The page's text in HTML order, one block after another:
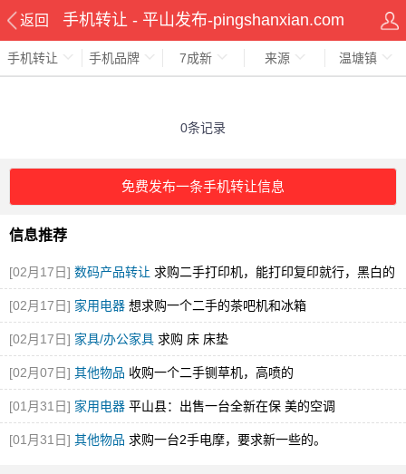
返回 手机转让 - 平山发布-pingshanxian.com
手机转让 手机品牌 7成新 来源 温塘镇
0条记录
免费发布一条手机转让信息
信息推荐
[02月17日] 数码产品转让 求购二手打印机，能打印复印就行，黑白的
就可
[02月17日] 家用电器 想求购一个二手的茶吧机和冰箱
[02月17日] 家具/办公家具 求购 床 床垫
[02月07日] 其他物品 收购一个二手铡草机，高喷的
[01月31日] 家用电器 平山县：出售一台全新在保 美的空调
[01月31日] 其他物品 求购一台2手电摩，要求新一些的。